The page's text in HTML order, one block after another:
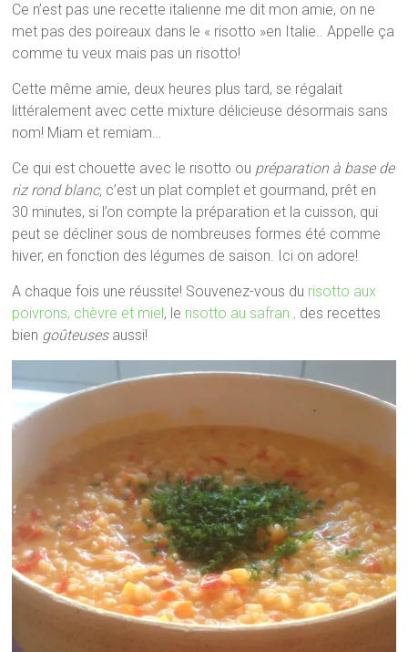
Ce n’est pas une recette italienne me dit mon amie, on ne
met pas des poireaux dans le « risotto »en Italie.. Appelle ça
comme tu veux mais pas un risotto!
Cette même amie, deux heures plus tard, se régalait
littéralement avec cette mixture délicieuse désormais sans
nom! Miam et remiam…
Ce qui est chouette avec le risotto ou préparation à base de
riz rond blanc, c’est un plat complet et gourmand, prêt en
30 minutes, si l’on compte la préparation et la cuisson, qui
peut se décliner sous de nombreuses formes été comme
hiver, en fonction des légumes de saison. Ici on adore!
A chaque fois une réussite! Souvenez-vous du risotto aux
poivrons, chèvre et miel , le risotto au safran., des recettes
bien goûteusesaussi!